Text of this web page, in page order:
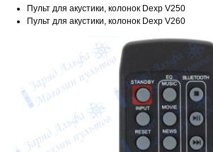
Пульт для акустики, колонок Dexp V250
Пульт для акустики, колонок Dexp V260